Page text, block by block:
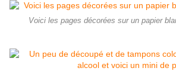
Voici les pages décorées sur un papier